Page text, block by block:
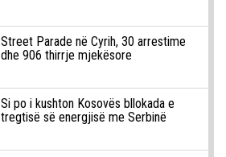
Street Parade në Cyrih, 30 arrestime
dhe 906 thirrje mjekësore
Si po i kushton Kosovës bllokada e
tregtisë së energjisë me Serbinë